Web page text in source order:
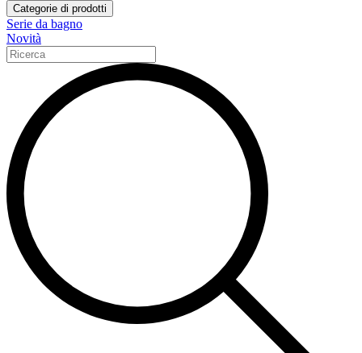
Categorie di prodotti
Serie da bagno
Novità